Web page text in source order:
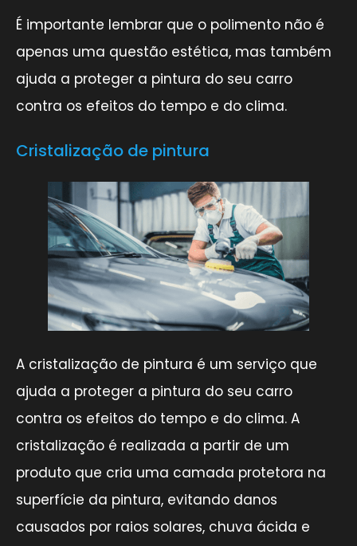
É importante lembrar que o polimento não é
apenas uma questão estética, mas também
ajuda a proteger a pintura do seu carro
contra os efeitos do tempo e do clima.
Cristalização de pintura
A cristalização de pintura é um serviço que
ajuda a proteger a pintura do seu carro
contra os efeitos do tempo e do clima. A
cristalização é realizada a partir de um
produto que cria uma camada protetora na
superfície da pintura, evitando danos
causados por raios solares, chuva ácida e